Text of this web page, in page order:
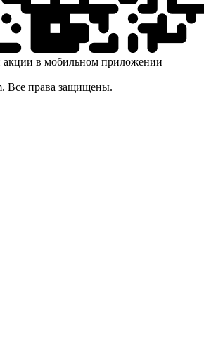
в мобильном приложении
Все права защищены.